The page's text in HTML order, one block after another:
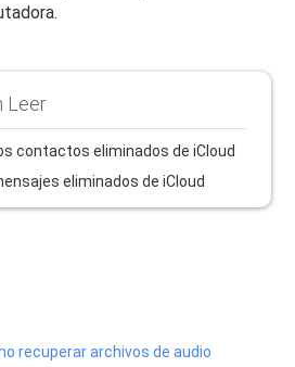
Leer
contactos eliminados de iCloud
eliminados de iCloud
recuperar archivos de audio